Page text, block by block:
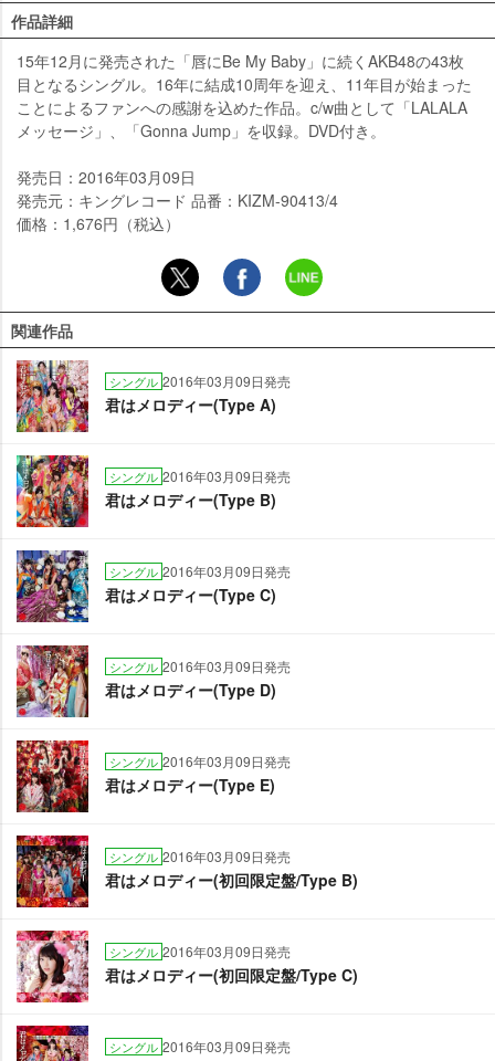
作品詳細
15年12月に発売された「唇にBe My Baby」に続くAKB48の43枚
目となるシングル。16年に結成10周年を迎え、11年目が始まった
ことによるファンへの感謝を込めた作品。c/w曲として「LALALA
メッセージ」、「Gonna Jump」を収録。DVD付き。
発売日：2016年03月09日
発売元：キングレコード 品番：KIZM-90413/4
価格：1,676円（税込）
関連作品
シングル 2016年03月09日発売
君はメロディー(Type A)
シングル 2016年03月09日発売
君はメロディー(Type B)
シングル 2016年03月09日発売
君はメロディー(Type C)
シングル 2016年03月09日発売
君はメロディー(Type D)
シングル 2016年03月09日発売
君はメロディー(Type E)
シングル 2016年03月09日発売
君はメロディー(初回限定盤/Type B)
シングル 2016年03月09日発売
君はメロディー(初回限定盤/Type C)
シングル 2016年03月09日発売